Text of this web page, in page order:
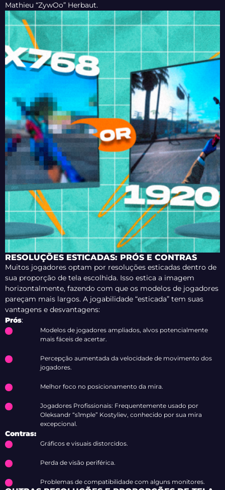
Mathieu “ZywOo” Herbaut.
RESOLUÇÕES ESTICADAS: PRÓS E CONTRAS
Muitos jogadores optam por resoluções esticadas dentro de
sua proporção de tela escolhida. Isso estica a imagem
horizontalmente, fazendo com que os modelos de jogadores
pareçam mais largos. A jogabilidade “esticada” tem suas
vantagens e desvantagens:
Prós:
Modelos de jogadores ampliados, alvos potencialmente
mais fáceis de acertar.
Percepção aumentada da velocidade de movimento dos
jogadores.
Melhor foco no posicionamento da mira.
Jogadores Profissionais: Frequentemente usado por
Oleksandr “s1mple” Kostyliev, conhecido por sua mira
excepcional.
Contras:
Gráficos e visuais distorcidos.
Perda de visão periférica.
Problemas de compatibilidade com alguns monitores.